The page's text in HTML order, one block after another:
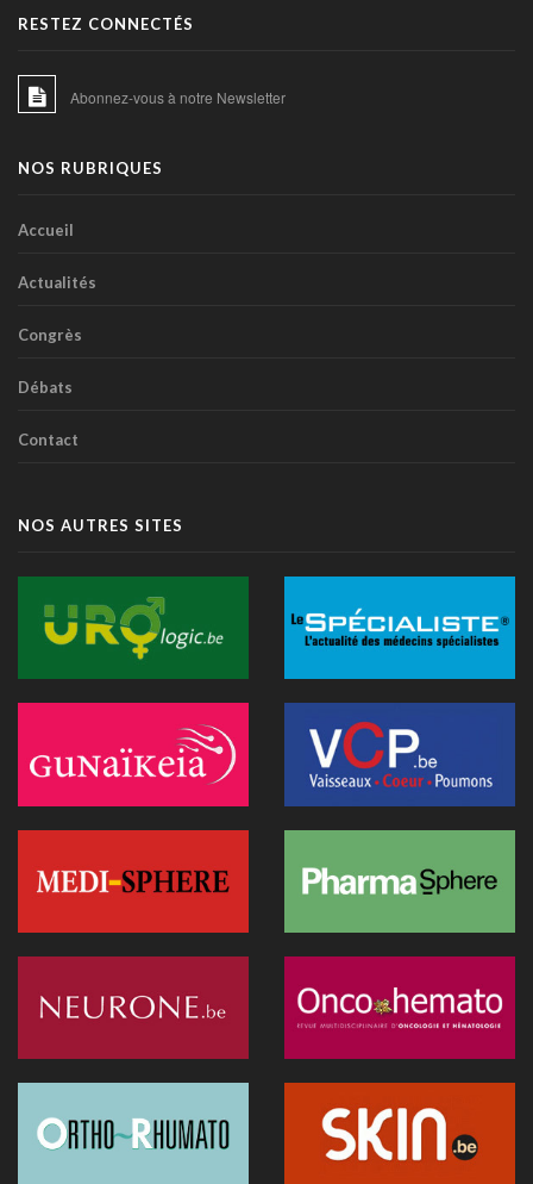
RESTEZ CONNECTÉS
Abonnez-vous à notre Newsletter
NOS RUBRIQUES
Accueil
Actualités
Congrès
Débats
Contact
NOS AUTRES SITES